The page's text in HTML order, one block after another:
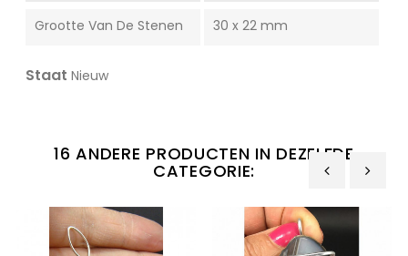
Grootte Van De Stenen 30 x 22 mm
Staat Nieuw
16 ANDERE PRODUCTEN IN DEZELFDE
CATEGORIE:
‹